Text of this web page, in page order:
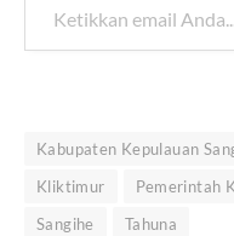
Kabupaten Kepulauan
Kliktimur
Pemerintah
Sangihe
Tahuna